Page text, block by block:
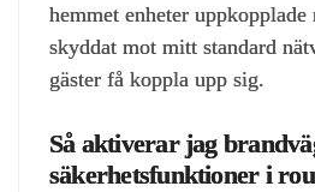
hemmet enheter
skyddat mot mitt standard
gäster få koppla upp sig.
Så aktiverar jag
säkerhetsfunktioner i